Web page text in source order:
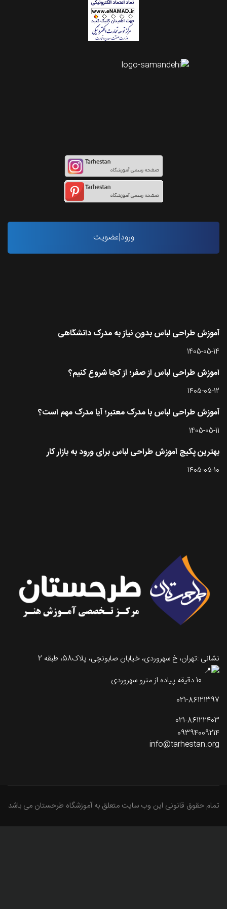
ورود|عضویت
آموزش طراحی لباس بدون نیاز به مدرک دانشگاهی
1405-05-14
آموزش طراحی لباس از صفر؛ از کجا شروع کنیم؟
1405-05-12
آموزش طراحی لباس با مدرک معتبر؛ آیا مدرک مهم است؟
1405-05-11
بهترین پکیج آموزش طراحی لباس برای ورود به بازار کار
1405-05-10
نشانی :تهران، خ سهروردی، خیابان صابونچی، پلاک58، طبقه 2
021-86121397
021-86122403
09394009214
info@tarhestan.org
تمام حقوق قانونی این وب سایت متعلق به آموزشگاه طرحستان می باشد